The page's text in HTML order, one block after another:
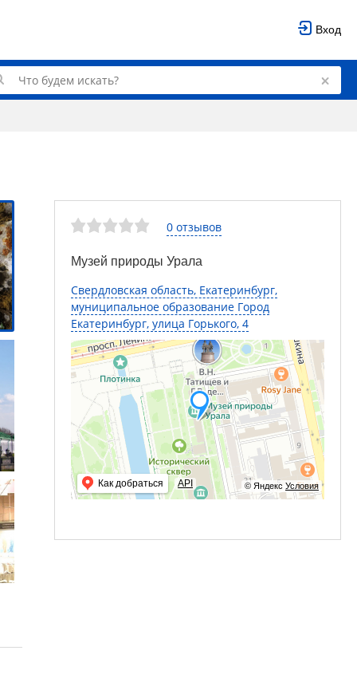
Вход
0 отзывов
Музей природы Урала
Свердловская область, Екатеринбург,
муниципальное образование Город
Екатеринбург, улица Горького, 4
© Яндекс Условия
Как добраться API